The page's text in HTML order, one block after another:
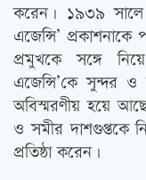
করেন। ১৯৩৯ সালে
এজেন্সি’
প্রমুখকে সঙ্গে
এজেন্সি’কে সুন্দর
অবিস্মরণীয় হয়ে
ও সমীর দাশগুপ্তকে
প্রতিষ্ঠা করেন।